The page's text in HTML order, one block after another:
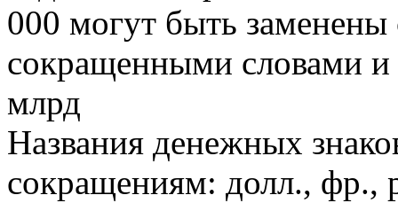
000 могут быть
сокращенными словами
млрд
Названия денежных
сокращениям: долл., фр.,